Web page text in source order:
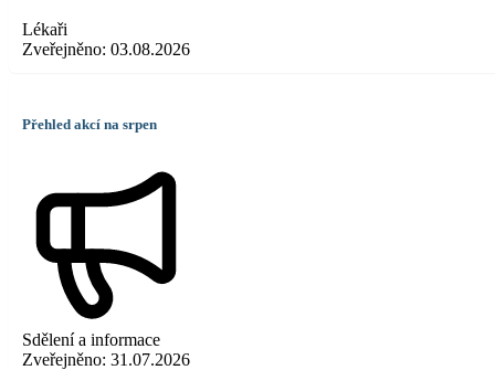
Lékaři
Zveřejněno: 03.08.2026
Přehled akcí na srpen
Sdělení a informace
Zveřejněno: 31.07.2026